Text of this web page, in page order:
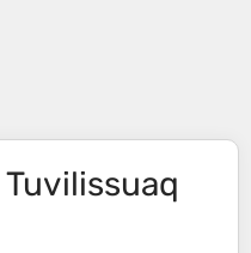
Tuvilissuaq